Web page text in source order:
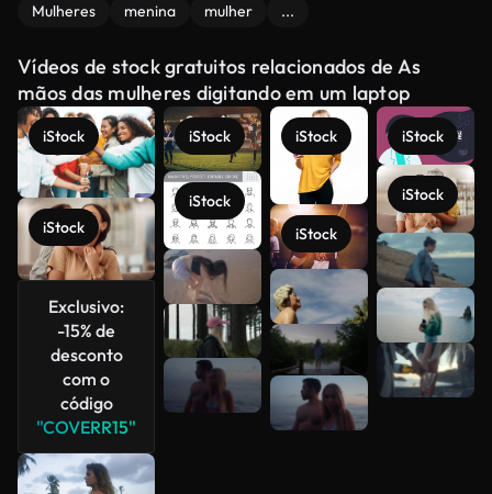
Mulheres menina mulher ...
Vídeos de stock gratuitos relacionados de As
mãos das mulheres digitando em um laptop
iStock
iStock
Exclusivo:
-15% de
desconto
com o
código
"COVERR15"
iStock
iStock
iStock
iStock
iStock
iStock
Veja mais